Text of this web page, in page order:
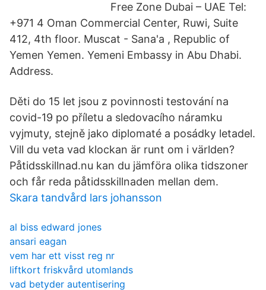
Free Zone Dubai – UAE Tel:
+971 4 Oman Commercial Center, Ruwi, Suite
412, 4th floor. Muscat - Sana'a , Republic of
Yemen Yemen. Yemeni Embassy in Abu Dhabi.
Address.
Děti do 15 let jsou z povinnosti testování na
covid-19 po příletu a sledovacího náramku
vyjmuty, stejně jako diplomaté a posádky letadel.
Vill du veta vad klockan är runt om i världen?
Påtidsskillnad.nu kan du jämföra olika tidszoner
och får reda påtidsskillnaden mellan dem.
Skara tandvård lars johansson
al biss edward jones
ansari eagan
vem har ett visst reg nr
liftkort friskvård utomlands
vad betyder autentisering